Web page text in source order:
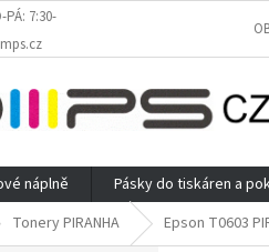
PÁ: 7:30-
náplně Pásky do tiskáren a
Tonery PIRANHA Epson T0603